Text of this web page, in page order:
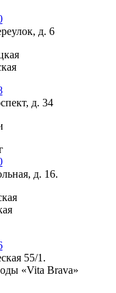
д. 6
д. 34
д. 16.
55/1.
«Vita Brava»